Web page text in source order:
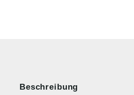
Beschreibung